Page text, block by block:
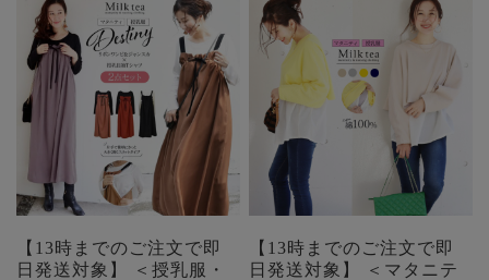
【13時までのご注文で即
日発送対象】 ＜授乳服・
【13時までのご注文で即
日発送対象】 ＜マタニテ